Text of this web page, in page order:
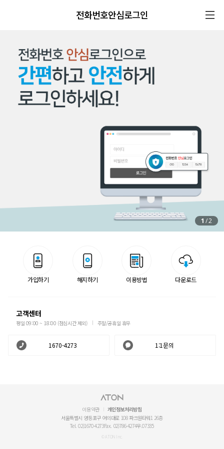
전화번호안심로그인
1 /2
가입하기 해지하기 이용방법 다운로드
고객센터
평일 09:00 ~ 18:00 (점심시간 제외) 주말/공휴일 휴무
1670-4273 1:1문의
이용약관
개인정보처리방침
서울특별시 영등포구 여의대로 108 파크원타워1 26층
Tel. 02)1670-4273Fax. 02)786-4274우.07335
© ATON Inc.